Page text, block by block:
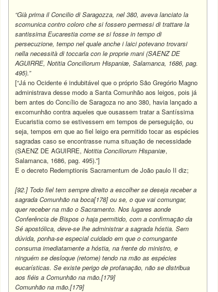
“Già prima il Concilio di Saragozza, nel 380, aveva lanciato la
scomunica contro coloro che si fossero permessi di trattare la
santissima Eucarestia come se si fosse in tempo di
persecuzione, tempo nel quale anche i laici potevano trovarsi
nella necessità di toccarla con le proprie mani (SAENZ DE
AGUIRRE, Notitia Conciliorum Hispaniæ, Salamanca, 1686, pag.
495).”
[“Já no Ocidente é indubitável que o próprio São Gregório Magno
administrava desse modo a Santa Comunhão aos leigos, pois já
bem antes do Concílio de Saragoza no ano 380, havia lançado a
excomunhão contra aqueles que ousassem tratar a Santíssima
Eucaristia como se estivessem em tempos de perseguição, ou
seja, tempos em que ao fiel leigo era permitido tocar as espécies
sagradas caso se encontrasse numa situação de necessidade
(SAENZ DE AGUIRRE,Notitia Conciliorum Hispaniæ,
Salamanca, 1686, pag. 495).”]
E o decreto Redemptionis Sacramentum de João paulo II diz;
[92.] Todo fiel tem sempre direito a escolher se deseja receber a
sagrada Comunhão na boca[178] ou se, o que vai comungar,
quer receber na mão o Sacramento. Nos lugares aonde
Conferência de Bispos o haja permitido, com a confirmação da
Sé apostólica, deve-se lhe administrar a sagrada hóstia. Sem
dúvida, ponha-se especial cuidado em que o comungante
consuma imediatamente a hóstia, na frente do ministro, e
ninguém se desloque (retorne) tendo na mão as espécies
eucarísticas. Se existe perigo de profanação, não se distribua
aos fiéis a Comunhão na mão.[179]
Comunhão na mão.[179]